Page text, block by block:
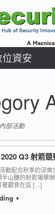
資安
部活動
Q3 射箭競
動配合秋季的涼爽
山腰的射箭場舉
著餵食在這 […]